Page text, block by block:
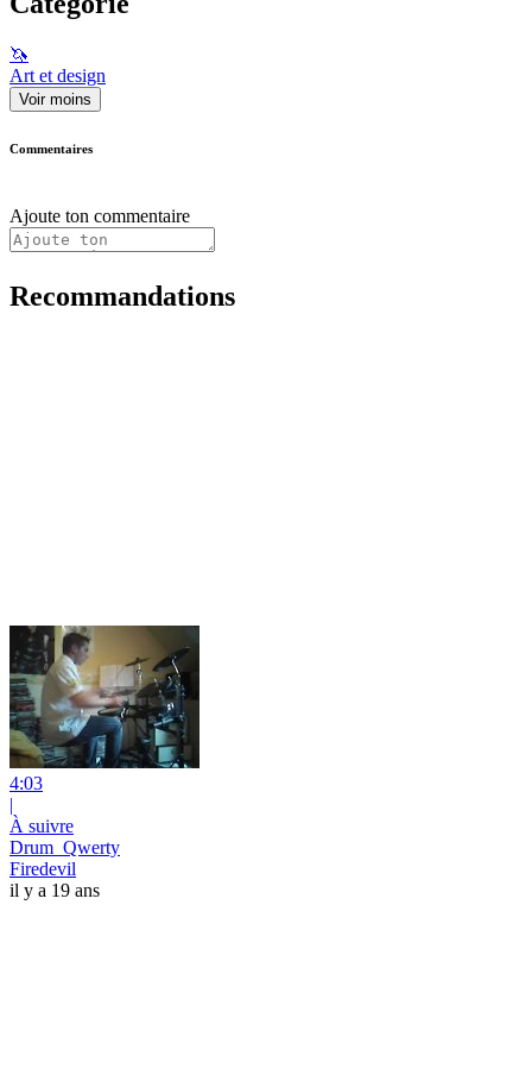
🦄
Art et design
Voir moins
Commentaires
Ajoute ton commentaire
Recommandations
4:03
|
À suivre
Drum_Qwerty
Firedevil
il y a 19 ans